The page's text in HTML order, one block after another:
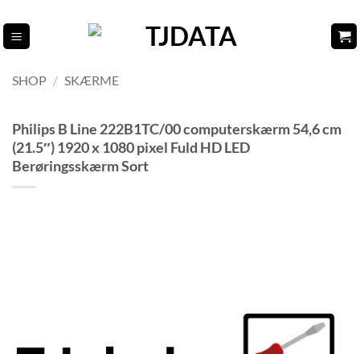
til
indhold
SHOP / SKÆRME
Philips B Line 222B1TC/00 computerskærm 54,6 cm
(21.5″) 1920 x 1080 pixel Fuld HD LED
Berøringsskærm Sort